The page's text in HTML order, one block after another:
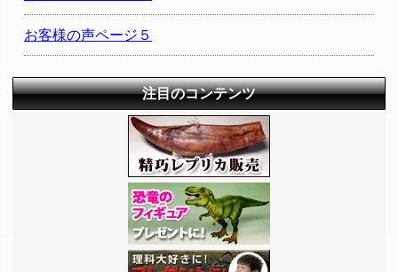
お客様の声ページ５
注目のコンテンツ